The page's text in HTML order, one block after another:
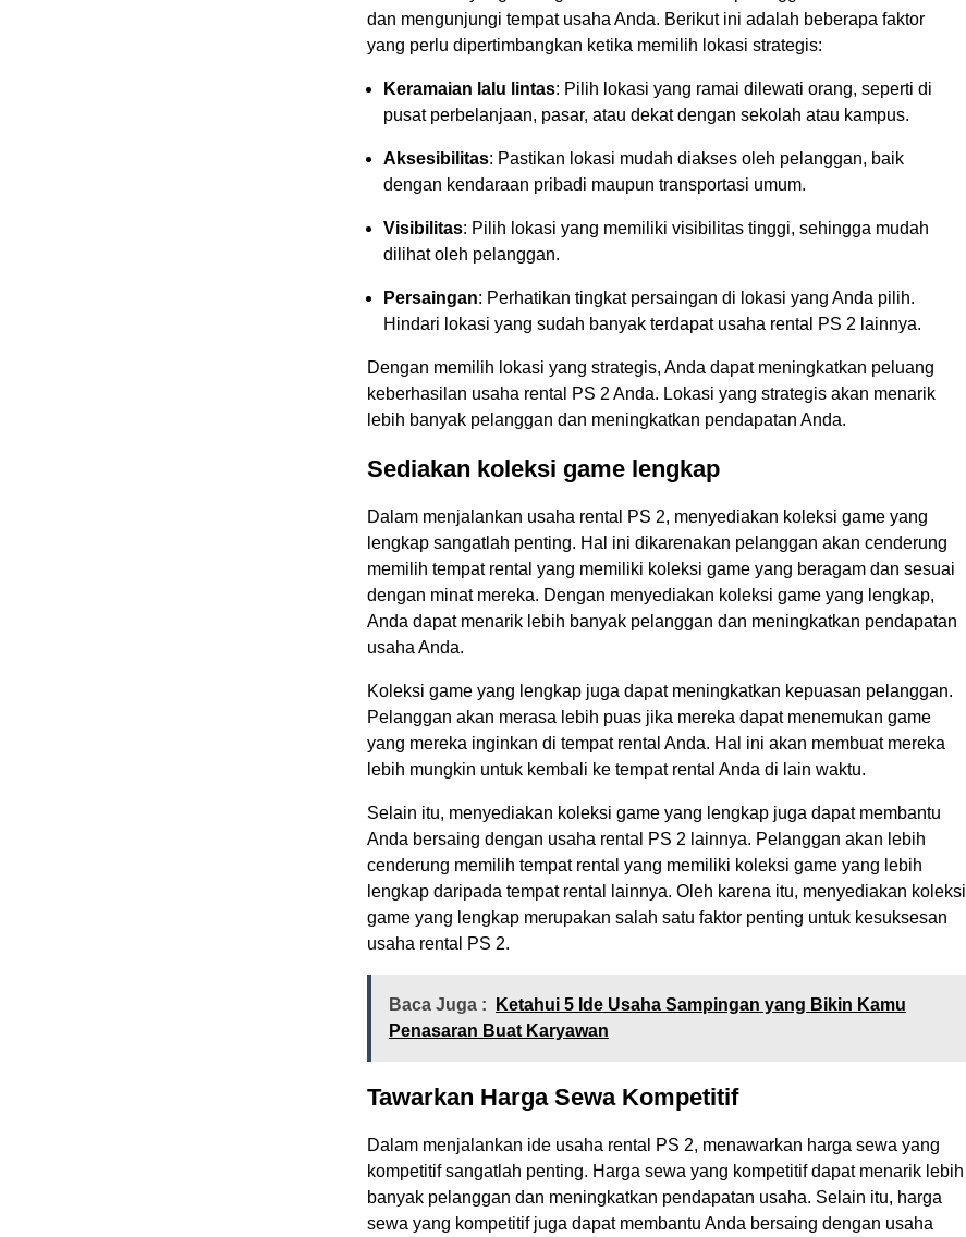
dan mengunjungi tempat usaha Anda. Berikut ini adalah beberapa faktor
yang perlu dipertimbangkan ketika memilih lokasi strategis:
Keramaian lalu lintas: Pilih lokasi yang ramai dilewati orang, seperti di
pusat perbelanjaan, pasar, atau dekat dengan sekolah atau kampus.
Aksesibilitas: Pastikan lokasi mudah diakses oleh pelanggan, baik
dengan kendaraan pribadi maupun transportasi umum.
Visibilitas: Pilih lokasi yang memiliki visibilitas tinggi, sehingga mudah
dilihat oleh pelanggan.
Persaingan: Perhatikan tingkat persaingan di lokasi yang Anda pilih.
Hindari lokasi yang sudah banyak terdapat usaha rental PS 2 lainnya.
Dengan memilih lokasi yang strategis, Anda dapat meningkatkan peluang
keberhasilan usaha rental PS 2 Anda. Lokasi yang strategis akan menarik
lebih banyak pelanggan dan meningkatkan pendapatan Anda.
Sediakan koleksi game lengkap
Dalam menjalankan usaha rental PS 2, menyediakan koleksi game yang
lengkap sangatlah penting. Hal ini dikarenakan pelanggan akan cenderung
memilih tempat rental yang memiliki koleksi game yang beragam dan sesuai
dengan minat mereka. Dengan menyediakan koleksi game yang lengkap,
Anda dapat menarik lebih banyak pelanggan dan meningkatkan pendapatan
usaha Anda.
Koleksi game yang lengkap juga dapat meningkatkan kepuasan pelanggan.
Pelanggan akan merasa lebih puas jika mereka dapat menemukan game
yang mereka inginkan di tempat rental Anda. Hal ini akan membuat mereka
lebih mungkin untuk kembali ke tempat rental Anda di lain waktu.
Selain itu, menyediakan koleksi game yang lengkap juga dapat membantu
Anda bersaing dengan usaha rental PS 2 lainnya. Pelanggan akan lebih
cenderung memilih tempat rental yang memiliki koleksi game yang lebih
lengkap daripada tempat rental lainnya. Oleh karena itu, menyediakan koleksi
game yang lengkap merupakan salah satu faktor penting untuk kesuksesan
usaha rental PS 2.
Baca Juga :
Ketahui 5 Ide Usaha Sampingan yang Bikin Kamu
Penasaran Buat Karyawan
Tawarkan Harga Sewa Kompetitif
Dalam menjalankan ide usaha rental PS 2, menawarkan harga sewa yang
kompetitif sangatlah penting. Harga sewa yang kompetitif dapat menarik lebih
banyak pelanggan dan meningkatkan pendapatan usaha. Selain itu, harga
sewa yang kompetitif juga dapat membantu Anda bersaing dengan usaha